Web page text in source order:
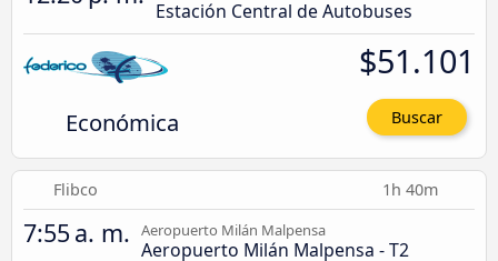
Estación Central de Autobuses
Económica
$51.101
Buscar
Flibco 1h 40m
7:55 a. m. Aeropuerto Milán Malpensa
Aeropuerto Milán Malpensa - T2